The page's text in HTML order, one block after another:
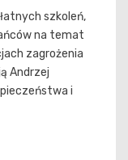
szkoleń,
na temat
zagrożenia
Andrzej
i